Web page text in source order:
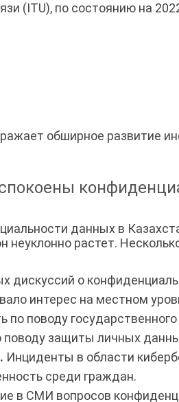
(ITU), по состоянию на
обширное развитие
данных в
неуклонно растет.
дискуссий о
интерес на местном
по поводу
защиты личных
Инциденты в области
среди граждан.
в СМИ вопросов